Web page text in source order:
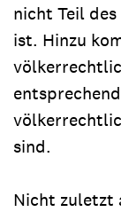
nicht Teil
ist. Hinzu
sind.
Nicht zuletzt